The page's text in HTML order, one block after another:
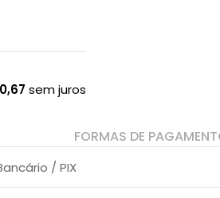
sem juros
FORMAS DE
/ PIX